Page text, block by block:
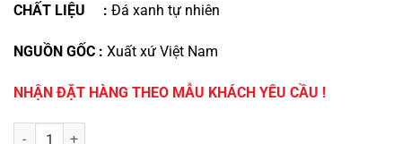
CHẤT LIỆU : Đá xanh tự nhiên
NGUỒN GỐC : Xuất xứ Việt Nam
NHẬN ĐẶT HÀNG THEO MẪU KHÁCH YÊU CẦU !
ĐÈN ĐÁ SÂN VƯỜN KIỂU NHẬT (DDSV-003) quantity